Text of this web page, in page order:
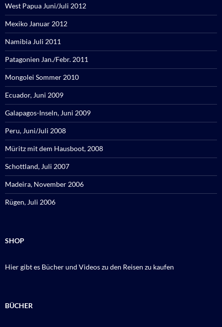
West Papua Juni/Juli 2012
Mexiko Januar 2012
Namibia Juli 2011
Patagonien Jan./Febr. 2011
Mongolei Sommer 2010
Ecuador, Juni 2009
Galapagos-Inseln, Juni 2009
Peru, Juni/Juli 2008
Müritz mit dem Hausboot, 2008
Schottland, Juli 2007
Madeira, November 2006
Rügen, Juli 2006
SHOP
Hier gibt es Bücher und Videos zu den Reisen zu kaufen
BÜCHER